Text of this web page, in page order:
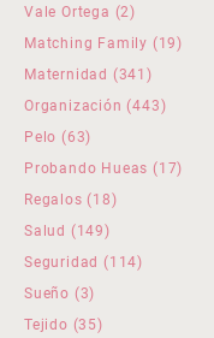
Vale Ortega 22
productos
Matching Family 1919
Maternidad 341 341
productos
Organización 443443
Pelo 6363
productos
Probando Hueas 1717
Regalos 1818
Salud 149149
productos
Seguridad 114114
Sueño 33
productos
Tejido 3535